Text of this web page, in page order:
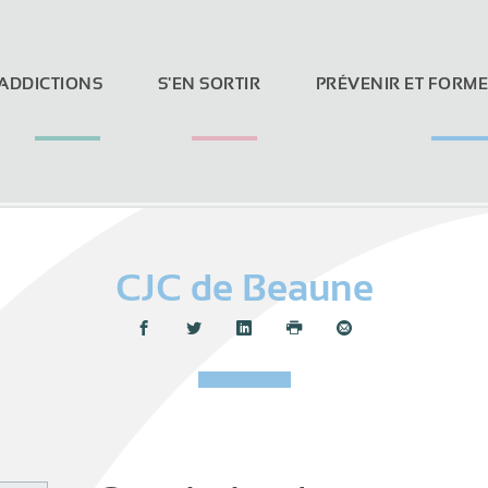
S'EN SORTIR PRÉVENIR ET
CJC de Beaune
Partager :